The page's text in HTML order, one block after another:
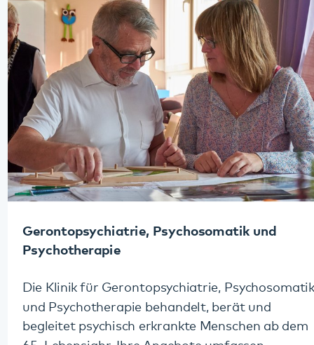
Gerontopsychiatrie, Psychosomatik und
Psychotherapie
Die Klinik für Gerontopsychiatrie, Psychosomatik
und Psychotherapie behandelt, berät und
begleitet psychisch erkrankte Menschen ab dem
65. Lebensjahr. Ihre Angebote umfassen
stationäre und
ambulante
Behandlungsmöglichkeitenmit
Gedächtnisambulanz
und Zuhause-Behandlung.
Mehr